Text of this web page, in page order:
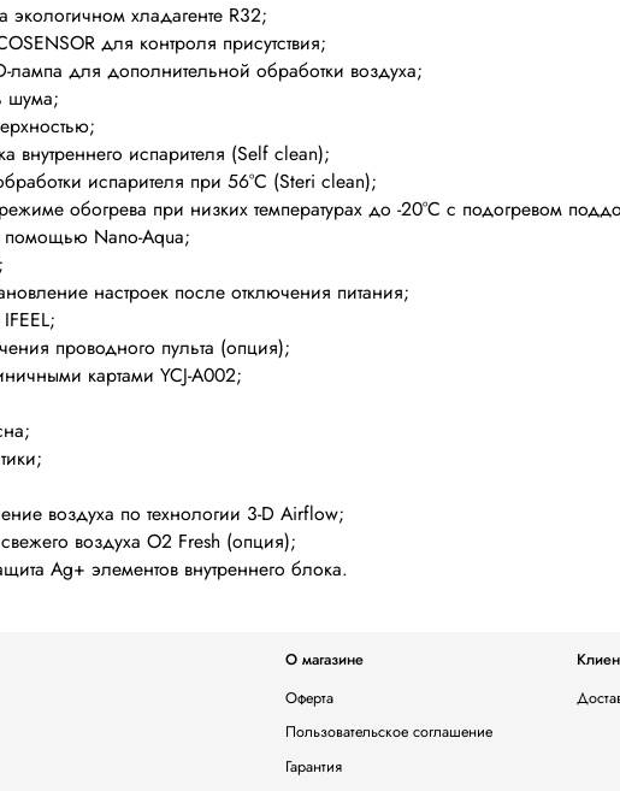
хладагенте R32;
для контроля присутствия;
лампа для дополнительной обработки воздуха;
шума;
внутреннего испарителя (Self clean);
испарителя при 56°С (Steri clean);
обогрева при низких температурах до -20°С с подогревом
помощью Nano-Aqua;
настроек после отключения питания;
проводного пульта (опция);
картами YCJ-A002;
воздуха по технологии 3-D Airflow;
воздуха O2 Fresh (опция);
Ag+ элементов внутреннего блока.
О магазине
Оферта
Пользовательское соглашение
Гарантия